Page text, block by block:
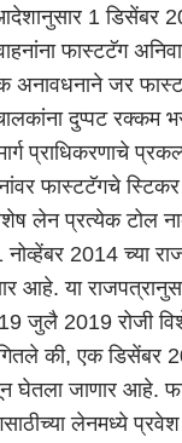
1 डिसेंबर
फास्टटॅग
अनावधनाने जर
दुप्पट रक्कम
प्राधिकरणाचे
फास्टटॅगचे
लेन प्रत्येक टोल
2014 च्या
आहे. या
19 जुलै 2019 रोजी
की, एक डिसेंबर
घेतला जाणार आहे.
लेनमध्ये